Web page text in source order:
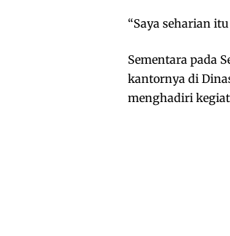
“Saya seharian
Sementara pada
kantornya di
menghadiri